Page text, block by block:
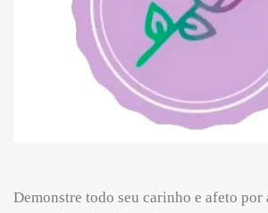
Demonstre todo seu carinho e afeto por